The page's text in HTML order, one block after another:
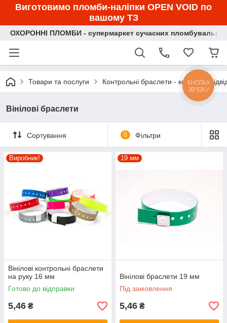
Виготовимо пломби-наліпки OPEN VOID по
вашому ТЗ
ОХОРОННІ ПЛОМБИ - супермаркет сучасних пломбувальних
Товари та послуги Контрольні браслети - контроль
Вінілові браслети
Сортування 0 Фільтри
Виробник!
Вінілові контрольні браслети
на руку 16 мм
Готово до відправки
5,46 ₴
19 мм
Вінілові браслети 19 мм
Під замовлення
5,46 ₴
КНОПКА
ЗВ'ЯЗКУ